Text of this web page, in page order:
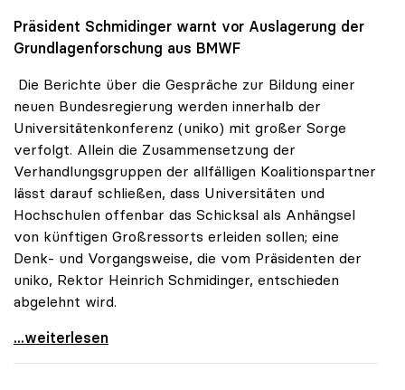
Präsident Schmidinger warnt vor Auslagerung der
Grundlagenforschung aus BMWF
Die Berichte über die Gespräche zur Bildung einer
neuen Bundesregierung werden innerhalb der
Universitätenkonferenz (uniko) mit großer Sorge
verfolgt. Allein die Zusammensetzung der
Verhandlungsgruppen der allfälligen Koalitionspartner
lässt darauf schließen, dass Universitäten und
Hochschulen offenbar das Schicksal als Anhängsel
von künftigen Großressorts erleiden sollen; eine
Denk- und Vorgangsweise, die vom Präsidenten der
uniko, Rektor Heinrich Schmidinger, entschieden
abgelehnt wird.
uniko zu Koalitionsverhandlungen: Wissenschaft
...weiterlesen